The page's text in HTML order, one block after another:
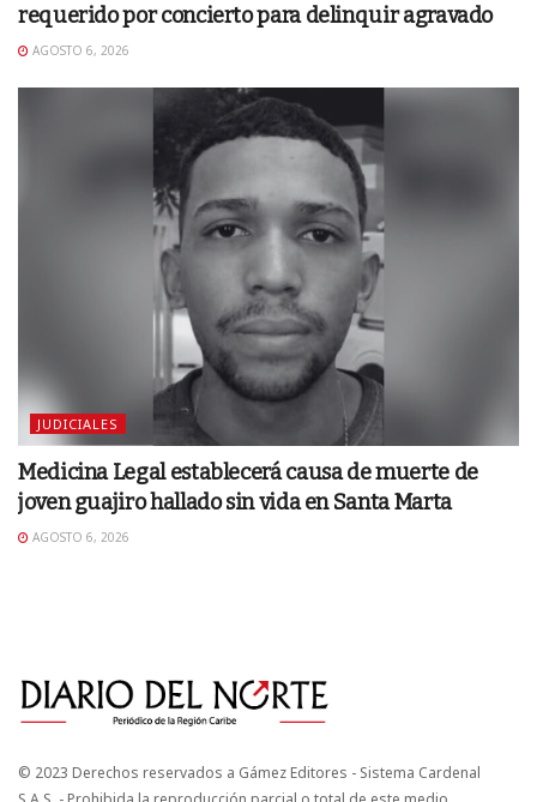
requerido por concierto para delinquir agravado
AGOSTO 6, 2026
JUDICIALES
Medicina Legal establecerá causa de muerte de
joven guajiro hallado sin vida en Santa Marta
AGOSTO 6, 2026
© 2023 Derechos reservados a Gámez Editores - Sistema Cardenal